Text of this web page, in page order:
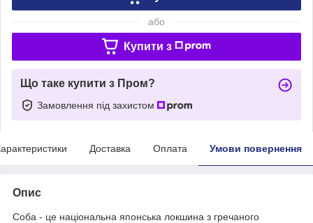
або
Купити з
Що таке купити з Пром?
Замовлення під захистом
Доставка Оплата Умови повернення
Опис
Соба - це національна японська локшина з гречаного